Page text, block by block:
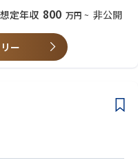
ーまたはサブリーダー）
知識・研究経験
想定年収 800 万円 ~ 非公開
ー